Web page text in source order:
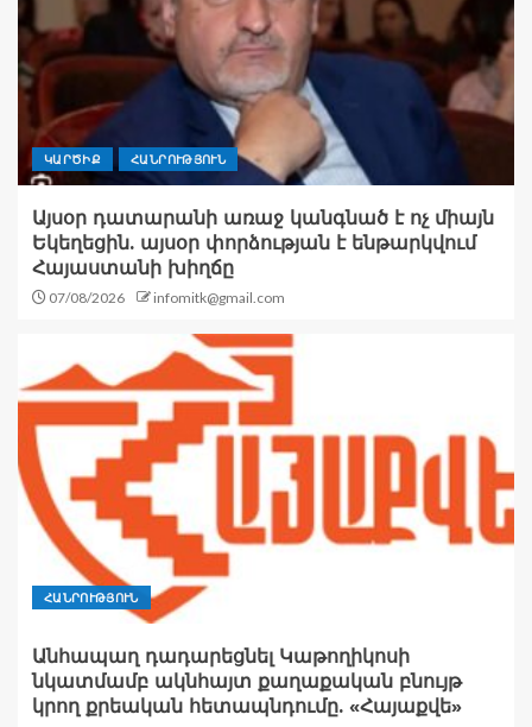
ԿԱՐԾԻՔ ՀԱՆՐՈՒԹՅՈՒՆ
Այսօր դատարանի առաջ կանգնած է ոչ միայն
Եկեղեցին. այսօր փորձության է ենթարկվում
Հայաստանի խիղճը
07/08/2026 infomitk@gmail.com
ՀԱՆՐՈՒԹՅՈՒՆ
Անհապաղ դադարեցնել Կաթողիկոսի
նկատմամբ ակնհայտ քաղաքական բնույթ
կրող քրեական հետապնդումը. «Հայաքվե»